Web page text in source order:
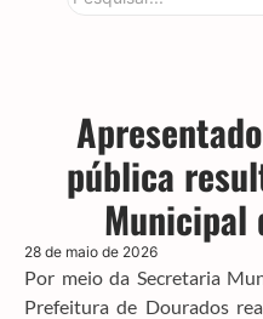
pública
Municipal
28 de maio de 2026
Por meio da Secretaria
Prefeitura de Dourados